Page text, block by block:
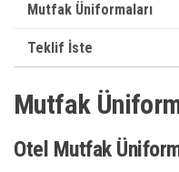
Mutfak Üniformaları
Teklif İste
Mutfak
Otel Mutfak